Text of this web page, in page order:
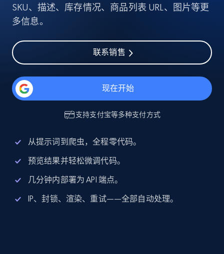
SKU、描述、库存情况、商品列表 URL、图片等更
多信息。
联系销售
现在开始
支持支付宝等多种支付方式
从提示词到爬虫，全程零代码。
预览结果并轻松微调代码。
几分钟内部署为 API 端点。
IP、封锁、渲染、重试——全部自动处理。